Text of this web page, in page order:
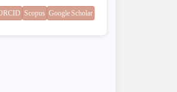
Google Scholar
Scopus